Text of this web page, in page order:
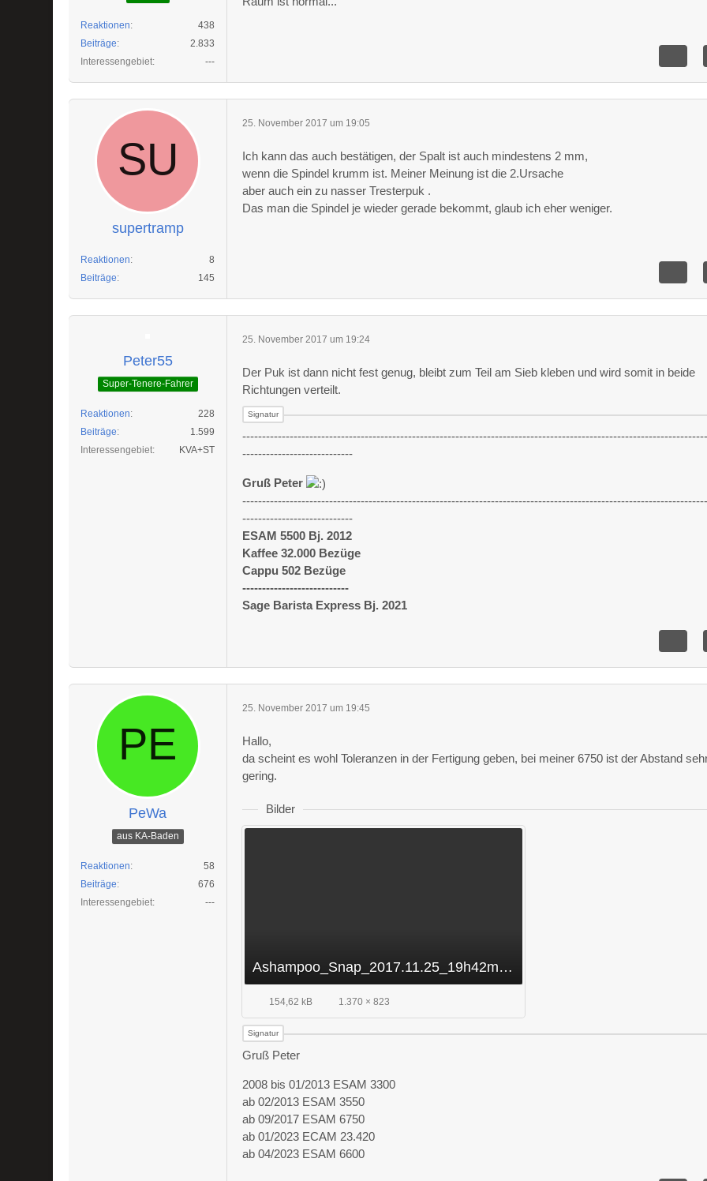
Reaktionen
438
Beiträge
2.833
Interessengebiet
---
supertramp
Reaktionen
8
Beiträge
145
25. November 2017 um 19:05
Ich kann das auch bestätigen, der Spalt ist auch mindestens 2 mm,
wenn die Spindel krumm ist. Meiner Meinung ist die 2.Ursache
aber auch ein zu nasser Tresterpuk .
Das man die Spindel je wieder gerade bekommt, glaub ich eher weniger.
Peter55
Super-Tenere-Fahrer
Reaktionen
228
Beiträge
1.599
Interessengebiet
KVA+ST
25. November 2017 um 19:24
Der Puk ist dann nicht fest genug, bleibt zum Teil am Sieb kleben und wird somit in beide
Richtungen verteilt.
----------------------------
Gruß Peter
----------------------------
ESAM 5500 Bj. 2012
Kaffee 32.000 Bezüge
Cappu 502 Bezüge
---------------------------
Sage Barista Express Bj. 2021
PeWa
aus KA-Baden
Reaktionen
58
Beiträge
676
Interessengebiet
---
25. November 2017 um 19:45
Hallo,
da scheint es wohl Toleranzen in der Fertigung geben, bei meiner 6750 ist der Abstand
gering.
Bilder
Ashampoo_Snap_2017.11.25_19h42m05s_005_.jpg
154,62 kB 1.370 × 823
Gruß Peter
2008 bis 01/2013 ESAM 3300
ab 02/2013 ESAM 3550
ab 09/2017 ESAM 6750
ab 01/2023 ECAM 23.420
ab 04/2023 ESAM 6600